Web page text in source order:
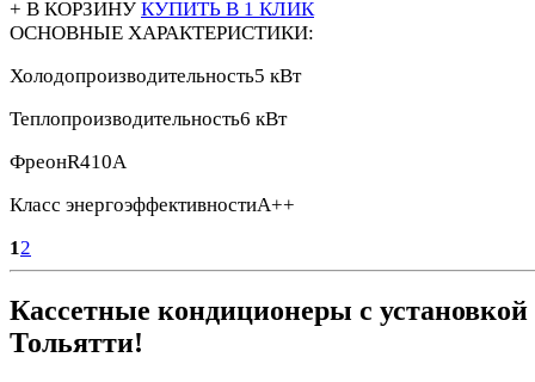
+ В КОРЗИНУ КУПИТЬ В 1 КЛИК
ОСНОВНЫЕ ХАРАКТЕРИСТИКИ:
Холодопроизводительность5 кВт
Теплопроизводительность6 кВт
ФреонR410A
Класс энергоэффективностиА++
1 2
Кассетные кондиционеры с установкой
Тольятти!